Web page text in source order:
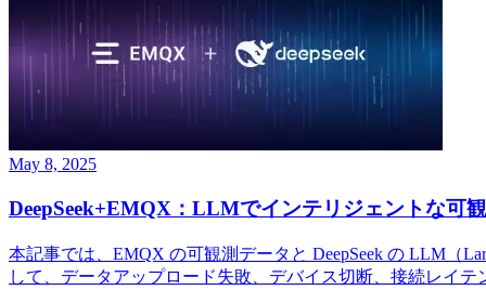
May 8, 2025
DeepSeek+EMQX：LLMでインテリジェントな可
本記事では、EMQX の可観測データと DeepSeek の LLM（
して、データアップロード失敗、デバイス切断、接続レイ